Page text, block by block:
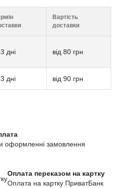
Вартість
доставки
дні від 80 грн
дні від 90 грн
оформленні замовлення
Оплата переказом на картку
Оплата на картку ПриватБанк